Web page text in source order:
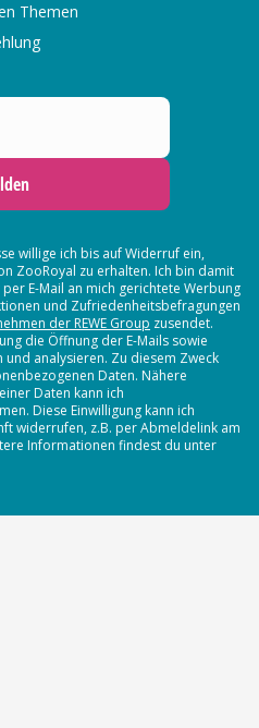
Themen
willige ich bis auf Widerruf ein,
ZooRoyal zu erhalten. Ich bin damit
E-Mail an mich gerichtete Werbung
und Zufriedenheitsbefragungen
der REWE Group zusendet.
die Öffnung der E-Mails sowie
und analysieren. Zu diesem Zweck
Daten. Nähere
Daten kann ich
Diese Einwilligung kann ich
widerrufen, z.B. per Abmeldelink am
Informationen findest du unter